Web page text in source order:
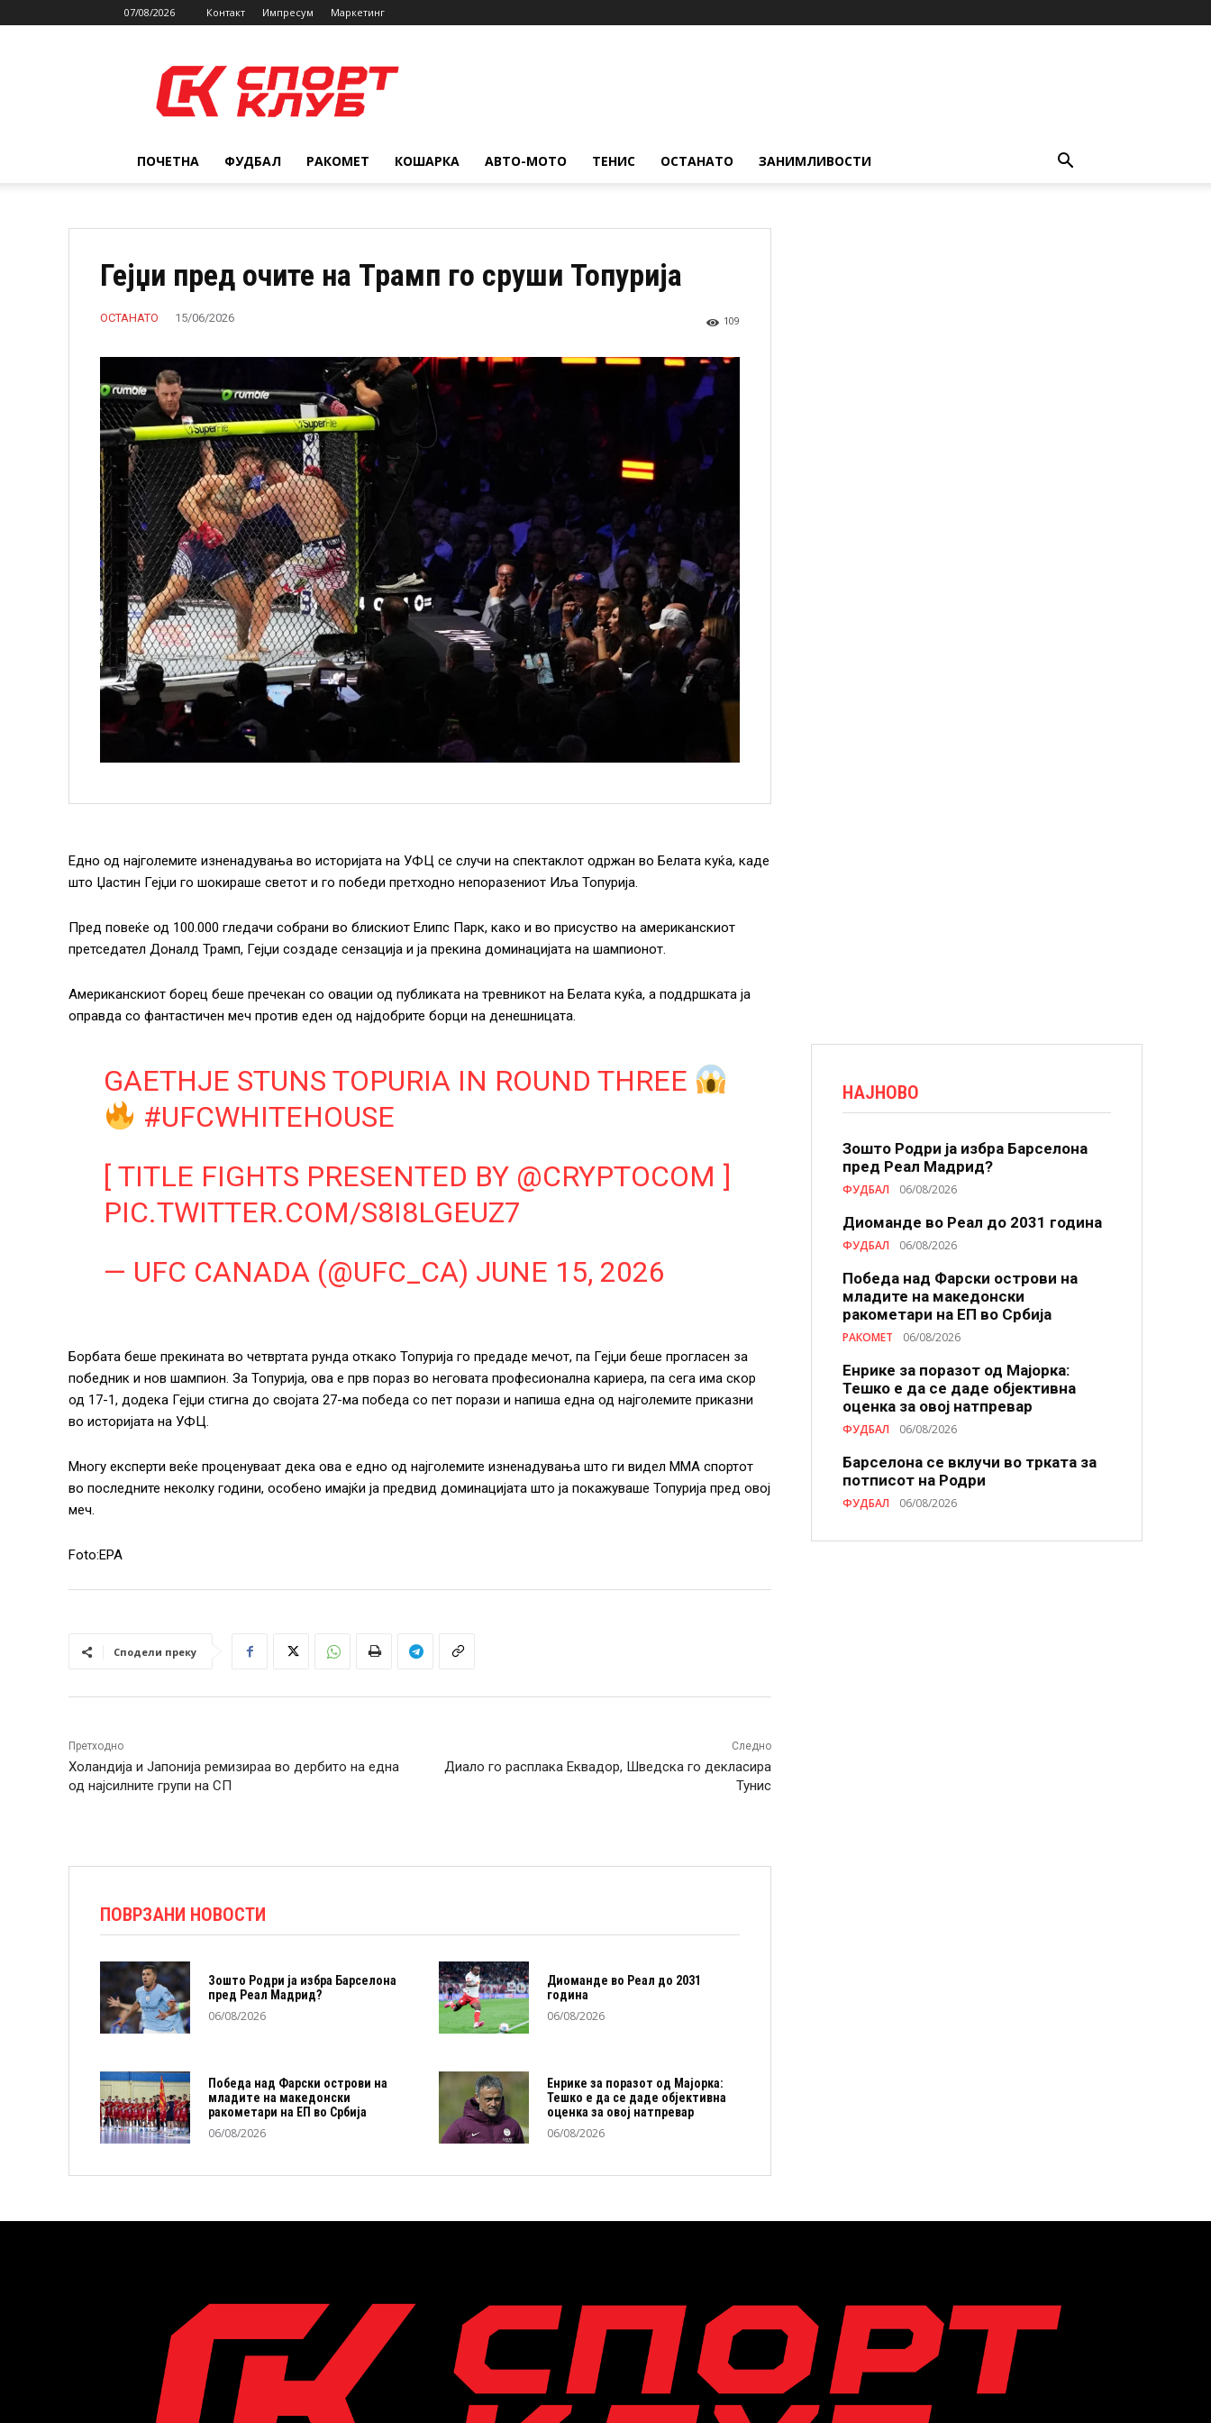
07/08/2026 Контакт Импресум Маркетинг
ПОЧЕТНА ФУДБАЛ РАКОМЕТ КОШАРКА АВТО-МОТО ТЕНИС ОСТАНАТО ЗАНИМЛИВОСТИ
Гејџи пред очите на Трамп го сруши Топурија
ОСТАНАТО 15/06/2026 109
Едно од најголемите изненадувања во историјата на УФЦ се случи на спектаклот одржан во Белата куќа, каде
што Џастин Гејџи го шокираше светот и го победи претходно непоразениот Иља Топурија.
Пред повеќе од 100.000 гледачи собрани во блискиот Елипс Парк, како и во присуство на американскиот
претседател Доналд Трамп, Гејџи создаде сензација и ја прекина доминацијата на шампионот.
Американскиот борец беше пречекан со овации од публиката на тревникот на Белата куќа, а поддршката ја
оправда со фантастичен меч против еден од најдобрите борци на денешницата.
GAETHJE STUNS TOPURIA IN ROUND THREE
#UFCWHITEHOUSE
[ TITLE FIGHTS PRESENTED BY @CRYPTOCOM ]
PIC.TWITTER.COM/S8I8LGEUZ7
— UFC CANADA (@UFC_CA) JUNE 15, 2026
Борбата беше прекината во четвртата рунда откако Топурија го предаде мечот, па Гејџи беше прогласен за
победник и нов шампион. За Топурија, ова е прв пораз во неговата професионална кариера, па сега има скор
од 17-1, додека Гејџи стигна до својата 27-ма победа со пет порази и напиша една од најголемите приказни
во историјата на УФЦ.
Многу експерти веќе проценуваат дека ова е едно од најголемите изненадувања што ги видел ММА спортот
во последните неколку години, особено имајќи ја предвид доминацијата што ја покажуваше Топурија пред овој
меч.
Foto:EPA
Сподели преку
Претходно
Холандија и Јапонија ремизираа во дербито на една
од најсилните групи на СП
Следно
Диало го расплака Еквадор, Шведска го декласира
Тунис
ПОВРЗАНИ НОВОСТИ
Зошто Родри ја избра Барселона
пред Реал Мадрид?
06/08/2026
Диоманде во Реал до 2031
година
06/08/2026
Победа над Фарски острови на
младите на македонски
ракометари на ЕП во Србија
06/08/2026
Енрике за поразот од Мајорка:
Тешко е да се даде објективна
оценка за овој натпревар
06/08/2026
НАЈНОВО
Зошто Родри ја избра Барселона
пред Реал Мадрид?
ФУДБАЛ 06/08/2026
Диоманде во Реал до 2031 година
ФУДБАЛ 06/08/2026
Победа над Фарски острови на
младите на македонски
ракометари на ЕП во Србија
РАКОМЕТ 06/08/2026
Енрике за поразот од Мајорка:
Тешко е да се даде објективна
оценка за овој натпревар
ФУДБАЛ 06/08/2026
Барселона се вклучи во трката за
потписот на Родри
ФУДБАЛ 06/08/2026